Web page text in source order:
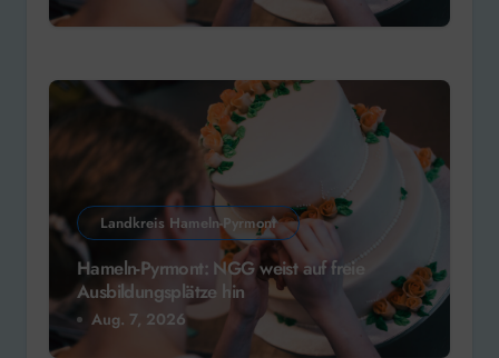
Landkreis Hameln-Pyrmont
Hameln-Pyrmont: NGG weist auf freie
Ausbildungsplätze hin
Aug. 7, 2026